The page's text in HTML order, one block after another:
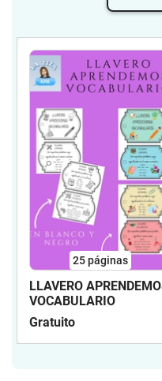
25páginas
LLAVERO
VOCABULARIO
Gratuito